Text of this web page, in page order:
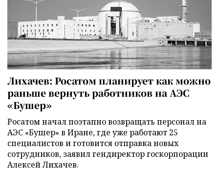
Лихачев: Росатом планирует как можно
раньше вернуть работников на АЭС
«Бушер»
Росатом начал поэтапно возвращать персонал на
АЭС «Бушер» в Иране, где уже работают 25
специалистов и готовится отправка новых
сотрудников, заявил гендиректор госкорпорации
Алексей Лихачев.